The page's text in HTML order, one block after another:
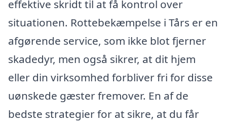
effektive skridt til at få kontrol over
situationen. Rottebekæmpelse i Tårs er en
afgørende service, som ikke blot fjerner
skadedyr, men også sikrer, at dit hjem
eller din virksomhed forbliver fri for disse
uønskede gæster fremover. En af de
bedste strategier for at sikre, at du får